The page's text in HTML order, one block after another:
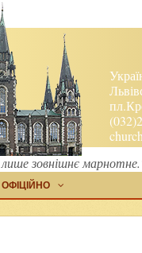
зовнішнє
ОФІЦІЙНО